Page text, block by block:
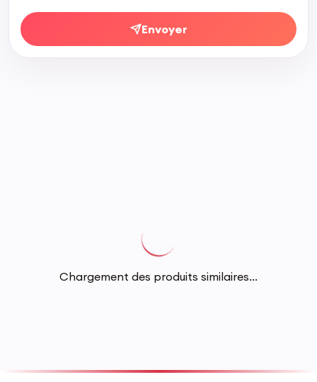
Envoyer
Chargement des produits similaires...